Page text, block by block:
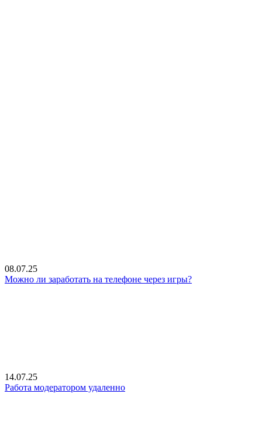
08.07.25
Можно ли заработать на телефоне через игры?
14.07.25
Работа модератором удаленно